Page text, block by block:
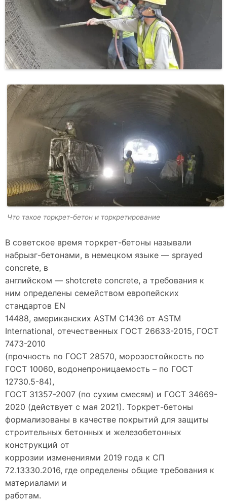
Что такое торкрет-бетон и торкретирование
В советское время торкрет-бетоны называли
набрызг-бетонами, в немецком языке — sprayed
concretе, в
английском — shotcrete concrete, а требования к
ним определены семейством европейских
стандартов EN
14488, американских ASTM C1436 от ASTM
International, отечественных ГОСТ 26633-2015, ГОСТ
7473-2010
(прочность по ГОСТ 28570, морозостойкость по
ГОСТ 10060, водонепроницаемость – по ГОСТ
12730.5-84),
ГОСТ 31357-2007 (по сухим смесям) и ГОСТ 34669-
2020 (действует с мая 2021). Торкрет-бетоны
формализованы в качестве покрытий для защиты
строительных бетонных и железобетонных
конструкций от
коррозии изменениями 2019 года к СП
72.13330.2016, где определены общие требования к
материалами и
работам.